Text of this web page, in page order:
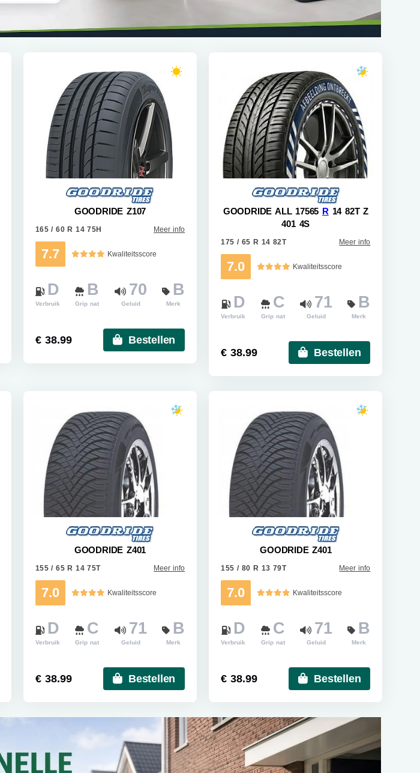
GOODRIDE Z107
165 / 60 R 14 75H Meer info
7.7 Kwaliteitsscore
D
Verbruik
B
Grip nat
70
Geluid
B
Merk
€ 38.99 Bestellen
GOODRIDE ALL 17565 R 14 82T Z
401 4S
175 / 65 R 14 82T Meer info
7.0 Kwaliteitsscore
D
Verbruik
C
Grip nat
71
Geluid
B
Merk
€ 38.99 Bestellen
GOODRIDE Z401
155 / 65 R 14 75T Meer info
7.0 Kwaliteitsscore
D
Verbruik
C
Grip nat
71
Geluid
B
Merk
€ 38.99 Bestellen
GOODRIDE Z401
155 / 80 R 13 79T Meer info
7.0 Kwaliteitsscore
D
Verbruik
C
Grip nat
71
Geluid
B
Merk
€ 38.99 Bestellen